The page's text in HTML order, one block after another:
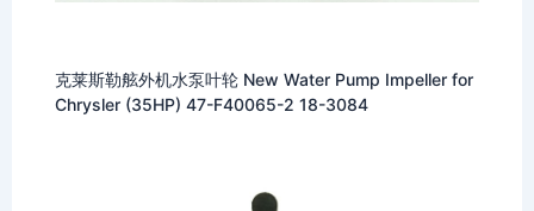
克莱斯勒舷外机水泵叶轮 New Water Pump Impeller for
Chrysler (35HP) 47-F40065-2 18-3084